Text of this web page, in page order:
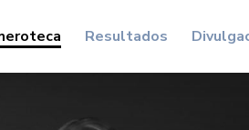
Resultados